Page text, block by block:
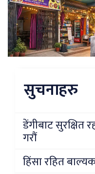
सुचनाहरु
डेंगीबाट सुरक्षित
गरौं
हिंसा रहित